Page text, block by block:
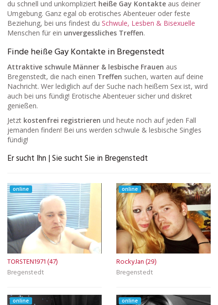
du schnell und unkompliziert heiße Gay Kontakte aus deiner
Umgebung. Ganz egal ob erotisches Abenteuer oder feste
Beziehung, bei uns findest du Schwule, Lesben & Bisexuelle
Menschen für ein unvergessliches Treffen.
Finde heiße Gay Kontakte in Bregenstedt
Attraktive schwule Männer & lesbische Frauen aus
Bregenstedt, die nach einen Treffen suchen, warten auf deine
Nachricht. Wer lediglich auf der Suche nach heißem Sex ist, wird
auch bei uns fündig! Erotische Abenteuer sicher und diskret
genießen.
Jetzt kostenfrei registrieren und heute noch auf jeden Fall
jemanden finden! Bei uns werden schwule & lesbische Singles
fündig!
Er sucht Ihn | Sie sucht Sie in Bregenstedt
online
TORSTEN1971 (47)
Bregenstedt
online
RockyJan (29)
Bregenstedt
online online